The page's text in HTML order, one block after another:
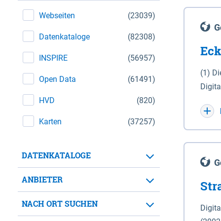
(23039)
Webseiten
(82308)
Datenkataloge
(56957)
INSPIRE
(61491)
Open Data
(820)
HVD
(37257)
Karten
DATENKATALOGE
ANBIETER
NACH ORT SUCHEN
(1)
WGS
für
der in